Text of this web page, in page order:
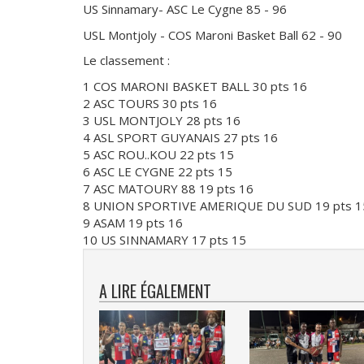
US Sinnamary- ASC Le Cygne 85 - 96
USL Montjoly - COS Maroni Basket Ball 62 - 90
Le classement :
1 COS MARONI BASKET BALL 30 pts 16
2 ASC TOURS 30 pts 16
3 USL MONTJOLY 28 pts 16
4 ASL SPORT GUYANAIS 27 pts 16
5 ASC ROU..KOU 22 pts 15
6 ASC LE CYGNE 22 pts 15
7 ASC MATOURY 88 19 pts 16
8 UNION SPORTIVE AMERIQUE DU SUD 19 pts
9 ASAM 19 pts 16
10 US SINNAMARY 17 pts 15
A LIRE ÉGALEMENT